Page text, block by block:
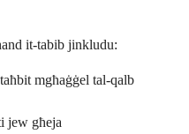
it-tabib jinkludu:
mgħaġġel tal-qalb
jew għeja